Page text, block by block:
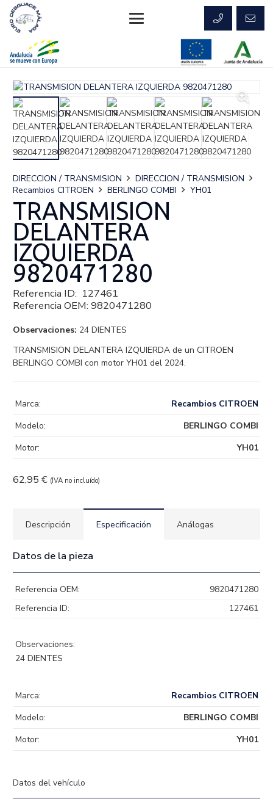
DIRECCION / TRANSMISION
DIRECCION / TRANSMISION
Recambios CITROEN
BERLINGO COMBI YH01
TRANSMISION
DELANTERA
IZQUIERDA
9820471280
Referencia ID: 127461
Referencia OEM: 9820471280
Observaciones: 24 DIENTES
TRANSMISION DELANTERA IZQUIERDA de un CITROEN
BERLINGO COMBI con motor YH01 del 2024.
62,95 € (IVA no incluído)
Marca:
Recambios CITROEN
Modelo:
BERLINGO COMBI
Motor:
YH01
Descripción Especificación Análogas
Datos de la pieza
Referencia OEM:
9820471280
Referencia ID:
127461
Observaciones:
24 DIENTES
Marca:
Recambios CITROEN
Modelo:
BERLINGO COMBI
Motor:
YH01
Datos del vehículo